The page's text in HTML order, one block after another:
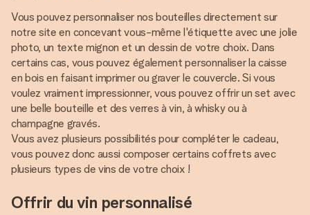
Vous pouvez personnaliser nos bouteilles directement sur
notre site en concevant vous-même l'étiquette avec une jolie
photo, un texte mignon et un dessin de votre choix. Dans
certains cas, vous pouvez également personnaliser la caisse
en bois en faisant imprimer ou graver le couvercle. Si vous
voulez vraiment impressionner, vous pouvez offrir un set avec
une belle bouteille et des verres à vin, à whisky ou à
champagne gravés.
Vous avez plusieurs possibilités pour compléter le cadeau,
vous pouvez donc aussi composer certains coffrets avec
plusieurs types de vins de votre choix !
Offrir du vin personnalisé